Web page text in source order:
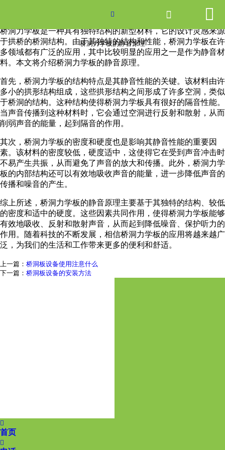
网站首页
产品中心
关于爱游戏ayx体育
走进爱游戏ayx体育
联系我们

桥洞力学板的静音原理
 
桥洞力学板的静音原理
桥洞力学板是一种具有独特结构的新型材料，它的设计灵感来源
于拱桥的桥洞结构。由于其独特的结构和性能，桥洞力学板在许
多领域都有广泛的应用，其中比较明显的应用之一是作为静音材
料。本文将介绍桥洞力学板的静音原理。
首先，桥洞力学板的结构特点是其静音性能的关键。该材料由许
多小的拱形结构组成，这些拱形结构之间形成了许多空洞，类似
于桥洞的结构。这种结构使得桥洞力学板具有很好的隔音性能。
当声音传播到这种材料时，它会通过空洞进行反射和散射，从而
削弱声音的能量，起到隔音的作用。
其次，桥洞力学板的密度和硬度也是影响其静音性能的重要因
素。该材料的密度较低，硬度适中，这使得它在受到声音冲击时
不易产生共振，从而避免了声音的放大和传播。此外，桥洞力学
板的内部结构还可以有效地吸收声音的能量，进一步降低声音的
传播和噪音的产生。
综上所述，桥洞力学板的静音原理主要基于其独特的结构、较低
的密度和适中的硬度。这些因素共同作用，使得桥洞力学板能够
有效地吸收、反射和散射声音，从而起到降低噪音、保护听力的
作用。随着科技的不断发展，相信桥洞力学板的应用将越来越广
泛，为我们的生活和工作带来更多的便利和舒适。
上一篇： 桥洞板设备使用注意什么
下一篇： 桥洞板设备的安装方法

首页
